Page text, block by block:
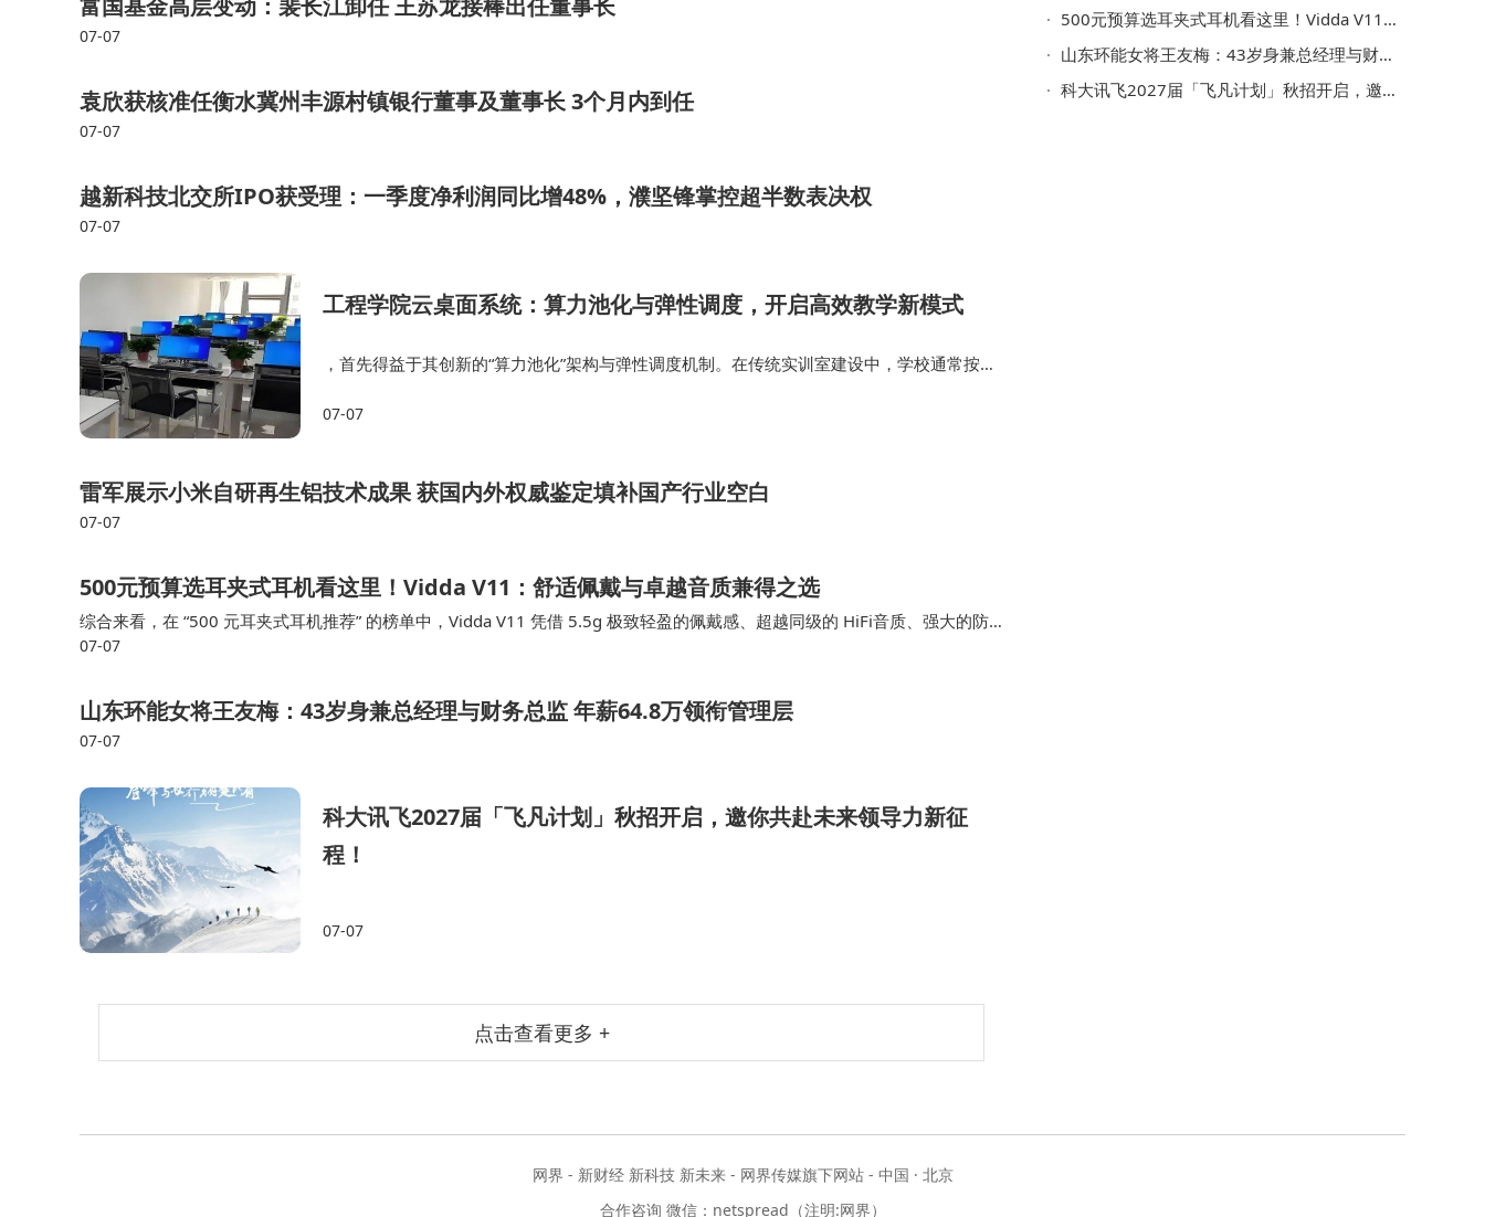
富国基金高层变动：裴长江卸任 王苏龙接棒出任董事长
07-07
袁欣获核准任衡水冀州丰源村镇银行董事及董事长 3个月内到任
07-07
越新科技北交所IPO获受理：一季度净利润同比增48%，濮坚锋掌控超半数表决权
07-07
工程学院云桌面系统：算力池化与弹性调度，开启高效教学新模式
，首先得益于其创新的“算力池化”架构与弹性调度机制。在传统实训室建设中，学校通常按照
力处于闲置状态，造成严重的资源浪费。 …
07-07
雷军展示小米自研再生铝技术成果 获国内外权威鉴定填补国产行业空白
07-07
500元预算选耳夹式耳机看这里！Vidda V11：舒适佩戴与卓越音质兼得之选
综合来看，在 “500 元耳夹式耳机推荐” 的榜单中，Vidda V11 凭借 5.5g 极致轻盈的佩戴感、超越同级的 HiFi音质、强大的防
漏音与降噪能力，以及丰富的智能体验，确实做到了 “百元价位千元…
07-07
山东环能女将王友梅：43岁身兼总经理与财务总监 年薪64.8万领衔管理层
07-07
科大讯飞2027届「飞凡计划」秋招开启，邀你共赴未来领导力新征
程！
07-07
点击查看更多 +
500元预算选耳夹式耳机看这里！Vidda V11：舒适佩戴与卓越音质兼得之选
山东环能女将王友梅：43岁身兼总经理与财务总监 年薪64.8万领衔管理层
科大讯飞2027届「飞凡计划」秋招开启，邀你共赴未来领导力新征程！
网界 - 新财经 新科技 新未来 - 网界传媒旗下网站 - 中国 · 北京
合作咨询 微信：netspread（注明:网界）